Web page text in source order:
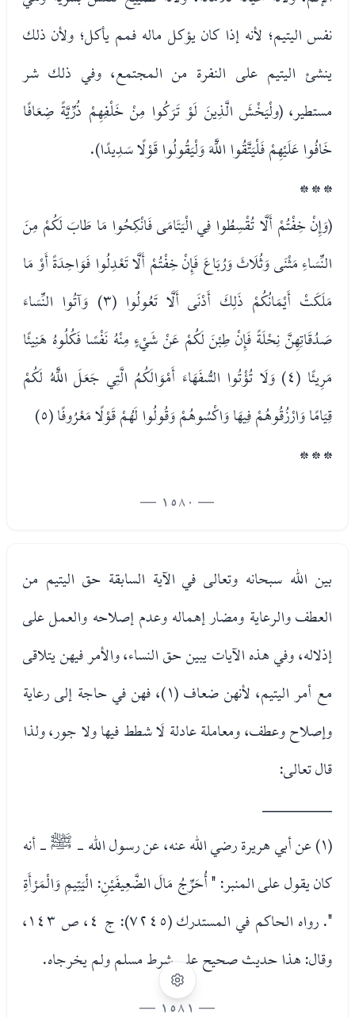
نفس اليتيم؛ لأنه إذا كان يؤكل ماله فمم يأكل؛ ولأن ذلك
ينشئ اليتيم على النفرة من المجتمع، وفي ذلك شر
مستطير، (ولْيَخْشَ الَّذِينَ لَوْ تَرَكُوا مِنْ خَلْفِهِمْ ذُرِّيَّةً ضِعَافًا
خَافُوا عَلَيْهِمْ فَلْيَتَّقُوا اللَّهَ وَلْيَقُولُوا قَوْلًا سَدِيدًا).
* * *
(وَإِنْ خِفْتُمْ أَلَّا تُقْسِطُوا فِي الْيَتَامَى فَانْكِحُوا مَا طَابَ لَكُمْ مِنَ
النِّسَاءِ مَثْنَى وَثُلَاثَ وَرُبَاعَ فَإِنْ خِفْتُمْ أَلَّا تَعْدِلُوا فَوَاحِدَةً أَوْ مَا
مَلَكَتْ أَيْمَانُكُمْ ذَلِكَ أَدْنَى أَلَّا تَعُولُوا (٣) وَآتُوا النِّسَاءَ
صَدُقَاتِهِنَّ نِحْلَةً فَإِنْ طِبْنَ لَكُمْ عَنْ شَيْءٍ مِنْهُ نَفْسًا فَكُلُوهُ هَنِيئًا
مَرِيئًا (٤) وَلَا تُؤْتُوا السُّفَهَاءَ أَمْوَالَكُمُ الَّتِي جَعَلَ اللَّهُ لَكُمْ
قِيَامًا وَارْزُقُوهُمْ فِيهَا وَاكْسُوهُمْ وَقُولُوا لَهُمْ قَوْلًا مَعْرُوفًا (٥)
* * *
— 1580 —
بين الله سبحانه وتعالى في الآية السابقة حق اليتيم من
العطف والرعاية ومضار إهماله وعدم إصلاحه والعمل على
إذلاله، وفي هذه الآيات يبين حق النساء، والأمر فيهن يتلاقى
مع أمر اليتيم، لأنهن ضعاف (١)، فهن في حاجة إلى رعاية
وإصلاح وعطف، ومعاملة عادلة لَا شطط فيها ولا جور، ولذا
قال تعالى:
________
(١) عن أبي هريرة رضي الله عنه، عن رسول الله - ﷺ - أنه
كان يقول على المنبر: " أُحَرِّجُ مَالَ الضَّعِيفَيْنِ: الْيَتِيمِ وَالْمَرْأَةِ
". رواه الحاكم في المستدرك (٧٢٤٥): ج ٤، ص ١٤٣،
وقال: هذا حديث صحيح على شرط مسلم ولم يخرجاه.
— 1581 —